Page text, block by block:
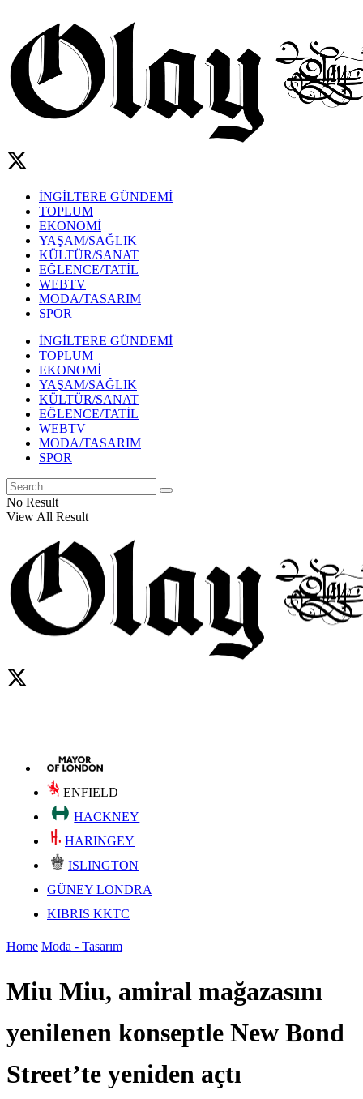
İNGİLTERE GÜNDEMİ
TOPLUM
EKONOMİ
YAŞAM/SAĞLIK
KÜLTÜR/SANAT
EĞLENCE/TATİL
WEBTV
MODA/TASARIM
SPOR
İNGİLTERE GÜNDEMİ
TOPLUM
EKONOMİ
YAŞAM/SAĞLIK
KÜLTÜR/SANAT
EĞLENCE/TATİL
WEBTV
MODA/TASARIM
SPOR
No Result
View All Result
ENFIELD
HACKNEY
HARINGEY
ISLINGTON
GÜNEY LONDRA
KIBRIS KKTC
Home Moda - Tasarım
Miu Miu, amiral mağazasını
yenilenen konseptle New Bond
Street’te yeniden açtı